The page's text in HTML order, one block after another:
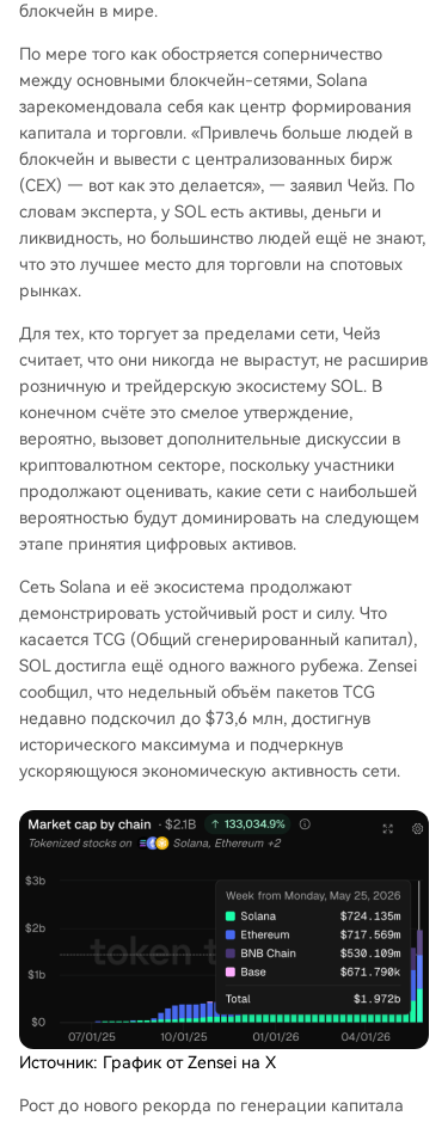
блокчейн в мире.
По мере того как обостряется соперничество
между основными блокчейн-сетями, Solana
зарекомендовала себя как центр формирования
капитала и торговли. «Привлечь больше людей в
блокчейн и вывести с централизованных бирж
(CEX) — вот как это делается», — заявил Чейз. По
словам эксперта, у SOL есть активы, деньги и
ликвидность, но большинство людей ещё не знают,
что это лучшее место для торговли на спотовых
рынках.
Для тех, кто торгует за пределами сети, Чейз
считает, что они никогда не вырастут, не расширив
розничную и трейдерскую экосистему SOL. В
конечном счёте это смелое утверждение,
вероятно, вызовет дополнительные дискуссии в
криптовалютном секторе, поскольку участники
продолжают оценивать, какие сети с наибольшей
вероятностью будут доминировать на следующем
этапе принятия цифровых активов.
Сеть Solana и её экосистема продолжают
демонстрировать устойчивый рост и силу. Что
касается TCG (Общий сгенерированный капитал),
SOL достигла ещё одного важного рубежа. Zensei
сообщил, что недельный объём пакетов TCG
недавно подскочил до $73,6 млн, достигнув
исторического максимума и подчеркнув
ускоряющуюся экономическую активность сети.
Источник: График от Zensei на X
Рост до нового рекорда по генерации капитала